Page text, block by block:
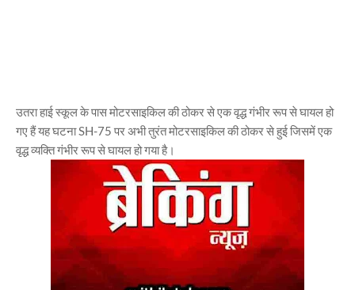
उतरा हाई स्कूल के पास मोटरसाइकिल की ठोकर से एक वृद्ध गंभीर रूप से घायल हो
गए हैं यह घटना SH-75 पर अभी तुरंत मोटरसाइकिल की ठोकर से हुई जिसमें एक
वृद्ध व्यक्ति गंभीर रूप से घायल हो गया है।